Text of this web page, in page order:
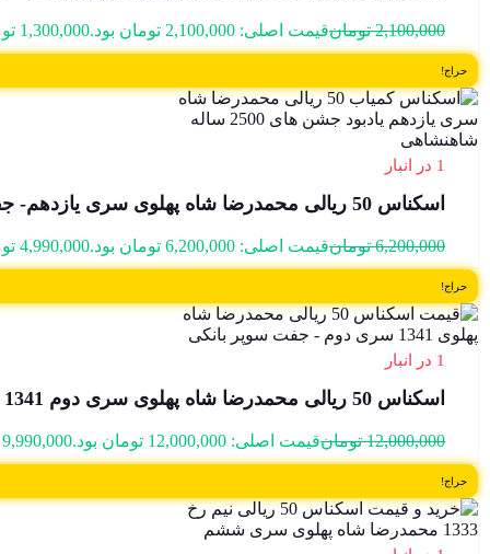
2,100,000 تومانقیمت اصلی: 2,100,000 تومان بود. 1,300,000
حراج!
1 در انبار
اسکناس 50 ریالی محمدرضا شاه پهلوی سری یازدهم- جفت سوپر بانکی – 20/156704,5
6,200,000 تومانقیمت اصلی: 6,200,000 تومان بود. 4,990,000
حراج!
1 در انبار
اسکناس 50 ریالی محمدرضا شاه پهلوی سری دوم 1341 – جفت سوپر بانکی- 25/330652&3
12,000,000 تومانقیمت اصلی: 12,000,000 تومان بود. 9,990,000
حراج!